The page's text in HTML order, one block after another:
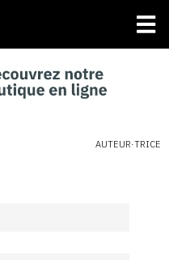
AUTEUR·TRICE